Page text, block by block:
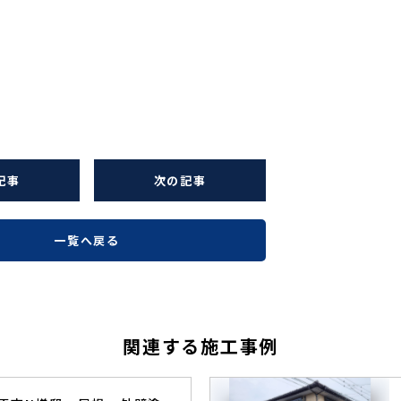
事 次の記事
一覧へ戻る
関連する施工事例